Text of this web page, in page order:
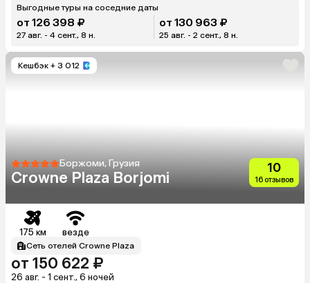
Выгодные туры на соседние даты
от 126 398 ₽
27 авг. - 4 сент., 8 н.
от 130 963 ₽
25 авг. - 2 сент., 8 н.
Кешбэк + 3 012
Боржоми, Грузия
Crowne Plaza Borjomi
10
16 отзывов
175 км везде
Сеть отелей Crowne Plaza
от 150 622 ₽
26 авг. - 1 сент., 6 ночей